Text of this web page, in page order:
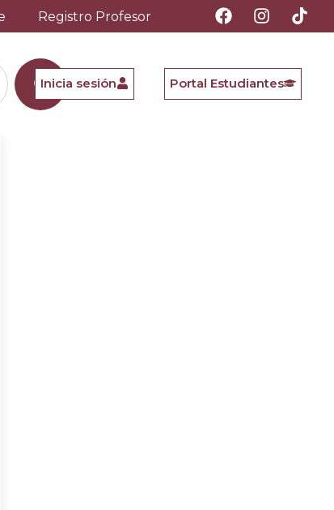
Registro Profesor
Inicia sesión Portal Estudiantes